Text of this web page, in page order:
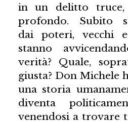
in un delitto
profondo. Subito
dai poteri, vecchi
stanno
verità? Quale,
giusta? Don Michele
una storia
diventa
venendosi a trovare